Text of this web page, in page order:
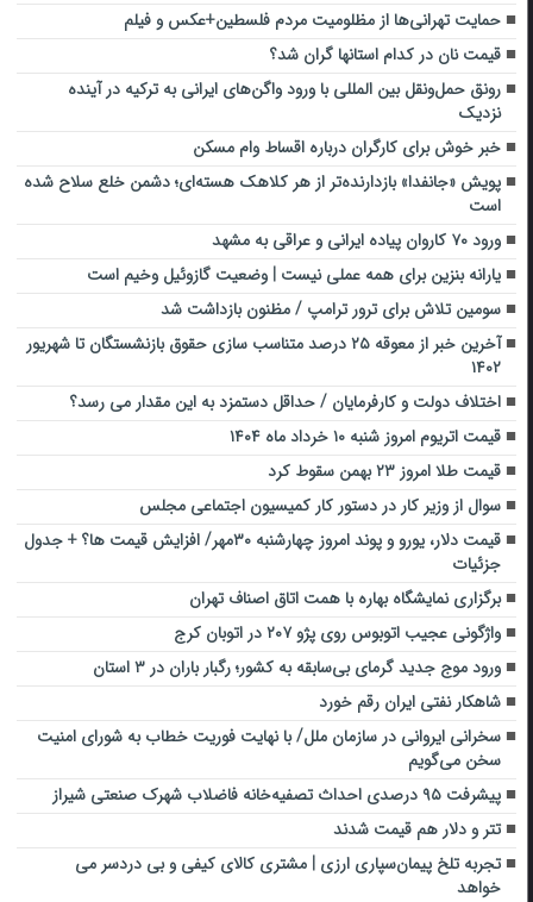
حمایت تهرانی‌ها از مظلومیت مردم فلسطین+عکس و فیلم
قیمت نان در کدام استانها گران شد؟
رونق حمل‌ونقل بین المللی با ورود واگن‌های ایرانی به ترکیه در آینده
نزدیک
خبر خوش برای کارگران درباره اقساط وام مسکن
پویش «جانفدا» بازدارنده‌تر از هر کلاهک هسته‌ای؛ دشمن خلع سلاح شده
است
ورود ۷۰ کاروان پیاده ایرانی و عراقی به مشهد
یارانه بنزین برای همه عملی نیست | وضعیت گازوئیل وخیم است
سومین تلاش برای ترور ترامپ / مظنون بازداشت شد
آخرین خبر از معوقه ۲۵ درصد متناسب سازی حقوق بازنشستگان تا شهریور
۱۴۰۲
اختلاف دولت و کارفرمایان / حداقل دستمزد به این مقدار می رسد؟
قیمت اتریوم امروز شنبه ۱۰ خرداد ماه ۱۴۰۴
قیمت طلا امروز ۲۳ بهمن سقوط کرد
سوال از وزیر کار در دستور کار کمیسیون اجتماعی مجلس
قیمت دلار، یورو و پوند امروز چهارشنبه ۳۰مهر/ افزایش قیمت ها؟ + جدول
جزئیات
برگزاری نمایشگاه بهاره با همت اتاق اصناف تهران
واژگونی عجیب اتوبوس روی پژو ۲۰۷ در اتوبان کرج
ورود موج جدید گرمای بی‌سابقه به کشور؛ رگبار باران در ۳ استان
شاهکار نفتی ایران رقم خورد
سخرانی ایروانی در سازمان ملل/ با نهایت فوریت خطاب به شورای امنیت
سخن می‌گویم
پیشرفت ۹۵ درصدی احداث تصفیه‌خانه فاضلاب شهرک صنعتی شیراز
تتر و دلار هم قیمت شدند
تجربه تلخ پیمان‌سپاری‌ ارزی | مشتری کالای کیفی و بی دردسر می
خواهد